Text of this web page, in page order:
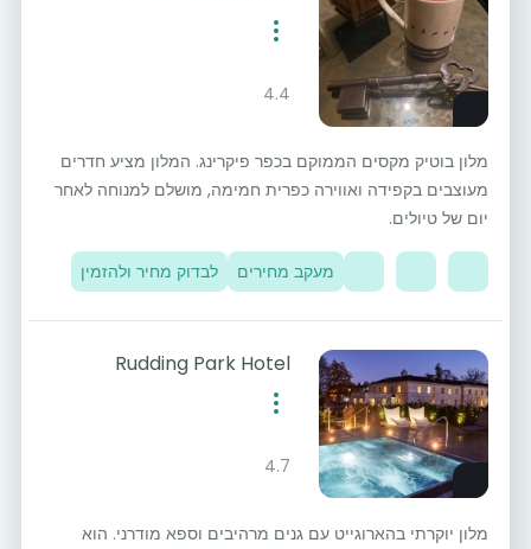
4.4
מלון בוטיק מקסים הממוקם בכפר פיקרינג. המלון מציע חדרים
מעוצבים בקפידה ואווירה כפרית חמימה, מושלם למנוחה לאחר
יום של טיולים.
מעקב מחירים לבדוק מחיר ולהזמין
Rudding Park Hotel
4.7
מלון יוקרתי בהארוגייט עם גנים מרהיבים וספא מודרני. הוא